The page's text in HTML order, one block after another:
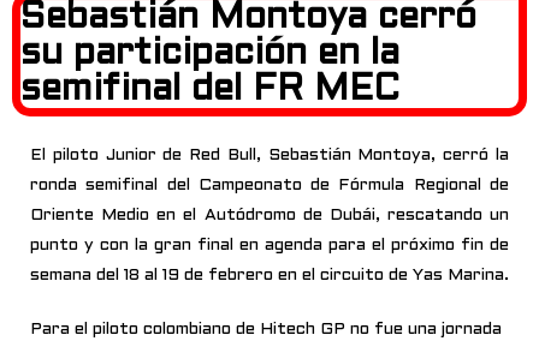
Sebastián Montoya cerró
su participación en la
semifinal del FR MEC
El piloto Junior de Red Bull, Sebastián Montoya, cerró la
ronda semifinal del Campeonato de Fórmula Regional de
Oriente Medio en el Autódromo de Dubái, rescatando un
punto y con la gran final en agenda para el próximo fin de
semana del 18 al 19 de febrero en el circuito de Yas Marina.
Para el piloto colombiano de Hitech GP no fue una jornada